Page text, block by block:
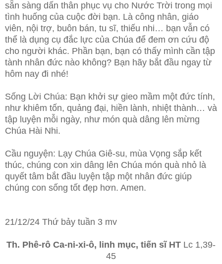
sẵn sàng dấn thân phục vụ cho Nước Trời trong mọi
tình huống của cuộc đời bạn. Là công nhân, giáo
viên, nội trợ, buôn bán, tu sĩ, thiếu nhi… bạn vẫn có
thể là dụng cụ đắc lực của Chúa để đem ơn cứu độ
cho người khác. Phần bạn, bạn có thấy mình cần tập
tành nhân đức nào không? Bạn hãy bắt đầu ngay từ
hôm nay đi nhé!
Sống Lời Chúa: Bạn khởi sự gieo mầm một đức tính,
như khiêm tốn, quảng đại, hiền lành, nhiệt thành… và
tập luyện mỗi ngày, như món quà dâng lên mừng
Chúa Hài Nhi.
Cầu nguyện: Lạy Chúa Giê-su, mùa Vọng sắp kết
thúc, chúng con xin dâng lên Chúa món quà nhỏ là
quyết tâm bắt đầu luyện tập một nhân đức giúp
chúng con sống tốt đẹp hơn. Amen.
21/12/24 Thứ bảy tuần 3 mv
Th. Phê-rô Ca-ni-xi-ô, linh mục, tiến sĩ HT Lc 1,39-
45